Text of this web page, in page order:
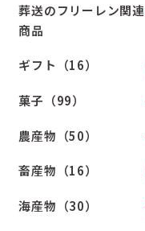
葬送のフリーレン関連
商品
ギフト（16）
菓子（99）
農産物（50）
畜産物（16）
海産物（30）